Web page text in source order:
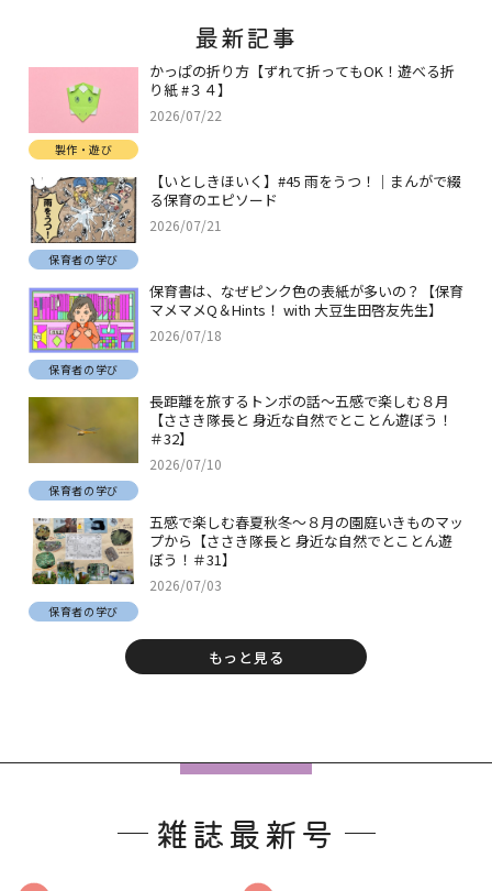
最新記事
かっぱの折り方【ずれて折ってもOK！遊べる折
り紙 #３４】
2026/07/22
製作・遊び
【いとしきほいく】#45 雨をうつ！｜まんがで綴
る保育のエピソード
2026/07/21
保育者の学び
保育書は、なぜピンク色の表紙が多いの？【保育
マメマメQ＆Hints！ with 大豆生田啓友先生】
2026/07/18
保育者の学び
長距離を旅するトンボの話～五感で楽しむ８月
【ささき隊長と 身近な自然でとことん遊ぼう！
＃32】
2026/07/10
保育者の学び
五感で楽しむ春夏秋冬～８月の園庭いきものマッ
プから【ささき隊長と 身近な自然でとことん遊
ぼう！＃31】
2026/07/03
保育者の学び
もっと見る
雑誌最新号